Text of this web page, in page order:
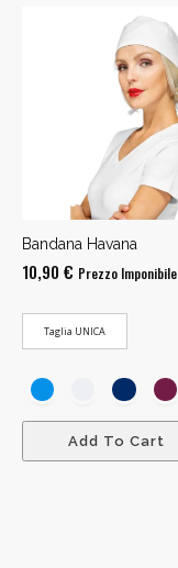
Bandana Havana
10,90 € Prezzo Imponibile
Taglia UNICA
Add To Cart